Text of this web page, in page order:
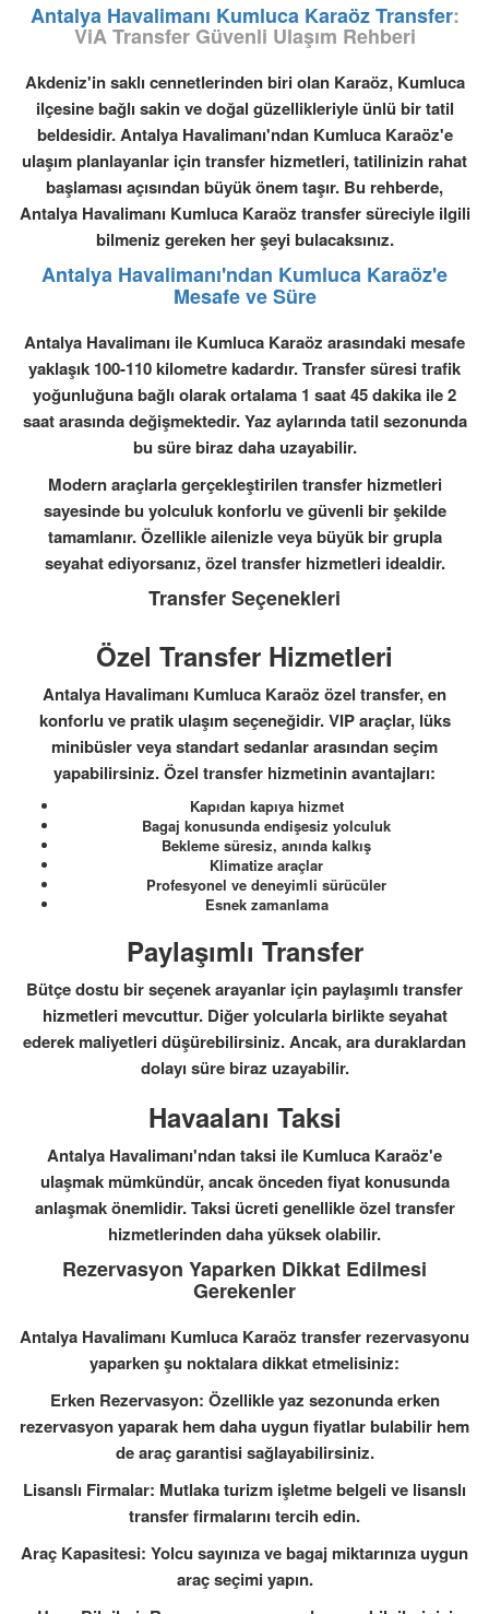
Antalya Havalimanı Kumluca Karaöz Transfer:
ViA Transfer Güvenli Ulaşım Rehberi
Akdeniz'in saklı cennetlerinden biri olan Karaöz, Kumluca
ilçesine bağlı sakin ve doğal güzellikleriyle ünlü bir tatil
beldesidir. Antalya Havalimanı'ndan Kumluca Karaöz'e
ulaşım planlayanlar için transfer hizmetleri, tatilinizin rahat
başlaması açısından büyük önem taşır. Bu rehberde,
Antalya Havalimanı Kumluca Karaöz transfer süreciyle ilgili
bilmeniz gereken her şeyi bulacaksınız.
Antalya Havalimanı'ndan Kumluca Karaöz'e
Mesafe ve Süre
Antalya Havalimanı ile Kumluca Karaöz arasındaki mesafe
yaklaşık 100-110 kilometre kadardır. Transfer süresi trafik
yoğunluğuna bağlı olarak ortalama 1 saat 45 dakika ile 2
saat arasında değişmektedir. Yaz aylarında tatil sezonunda
bu süre biraz daha uzayabilir.
Modern araçlarla gerçekleştirilen transfer hizmetleri
sayesinde bu yolculuk konforlu ve güvenli bir şekilde
tamamlanır. Özellikle ailenizle veya büyük bir grupla
seyahat ediyorsanız, özel transfer hizmetleri idealdir.
Transfer Seçenekleri
Özel Transfer Hizmetleri
Antalya Havalimanı Kumluca Karaöz özel transfer, en
konforlu ve pratik ulaşım seçeneğidir. VIP araçlar, lüks
minibüsler veya standart sedanlar arasından seçim
yapabilirsiniz. Özel transfer hizmetinin avantajları:
Kapıdan kapıya hizmet
Bagaj konusunda endişesiz yolculuk
Bekleme süresiz, anında kalkış
Klimatize araçlar
Profesyonel ve deneyimli sürücüler
Esnek zamanlama
Paylaşımlı Transfer
Bütçe dostu bir seçenek arayanlar için paylaşımlı transfer
hizmetleri mevcuttur. Diğer yolcularla birlikte seyahat
ederek maliyetleri düşürebilirsiniz. Ancak, ara duraklardan
dolayı süre biraz uzayabilir.
Havaalanı Taksi
Antalya Havalimanı'ndan taksi ile Kumluca Karaöz'e
ulaşmak mümkündür, ancak önceden fiyat konusunda
anlaşmak önemlidir. Taksi ücreti genellikle özel transfer
hizmetlerinden daha yüksek olabilir.
Rezervasyon Yaparken Dikkat Edilmesi
Gerekenler
Antalya Havalimanı Kumluca Karaöz transfer rezervasyonu
yaparken şu noktalara dikkat etmelisiniz:
Erken Rezervasyon: Özellikle yaz sezonunda erken
rezervasyon yaparak hem daha uygun fiyatlar bulabilir hem
de araç garantisi sağlayabilirsiniz.
Lisanslı Firmalar: Mutlaka turizm işletme belgeli ve lisanslı
transfer firmalarını tercih edin.
Araç Kapasitesi: Yolcu sayınıza ve bagaj miktarınıza uygun
araç seçimi yapın.